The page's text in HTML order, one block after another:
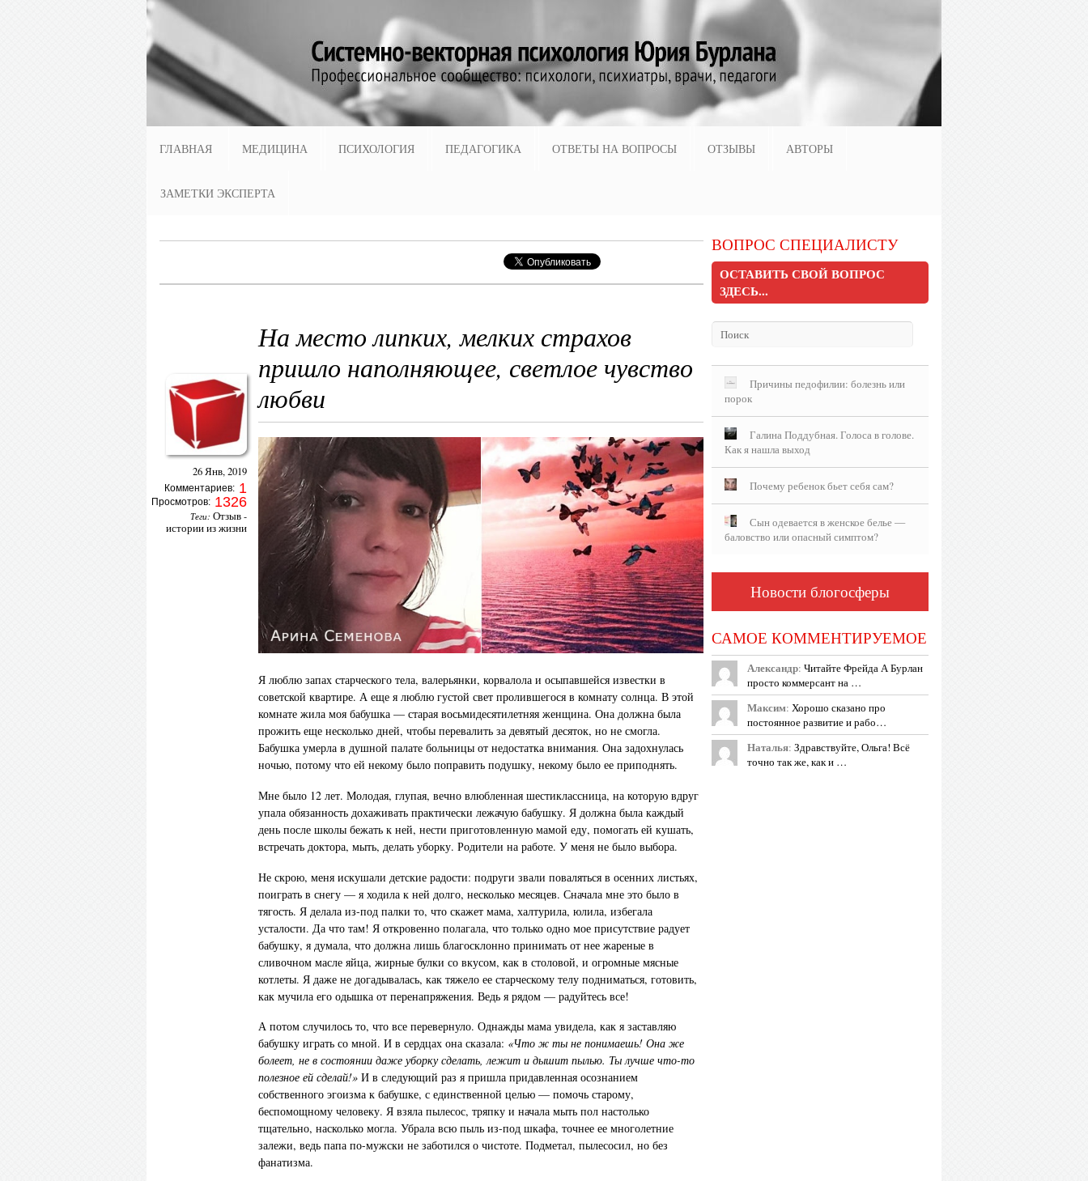
ГЛАВНАЯ МЕДИЦИНА ПСИХОЛОГИЯ ПЕДАГОГИКА ОТВЕТЫ НА ВОПРОСЫ ОТЗЫВЫ АВТОРЫ
ЗАМЕТКИ ЭКСПЕРТА
На место липких, мелких страхов
пришло наполняющее, светлое чувство
любви
Я люблю запах старческого тела, валерьянки, корвалола и осыпавшейся известки в
советской квартире. А еще я люблю густой свет пролившегося в комнату солнца. В этой
комнате жила моя бабушка — старая восьмидесятилетняя женщина. Она должна была
прожить еще несколько дней, чтобы перевалить за девятый десяток, но не смогла.
Бабушка умерла в душной палате больницы от недостатка внимания. Она задохнулась
ночью, потому что ей некому было поправить подушку, некому было ее приподнять.
Мне было 12 лет. Молодая, глупая, вечно влюбленная шестиклассница, на которую вдруг
упала обязанность дохаживать практически лежачую бабушку. Я должна была каждый
день после школы бежать к ней, нести приготовленную мамой еду, помогать ей кушать,
встречать доктора, мыть, делать уборку. Родители на работе. У меня не было выбора.
Не скрою, меня искушали детские радости: подруги звали поваляться в осенних листьях,
поиграть в снегу — я ходила к ней долго, несколько месяцев. Сначала мне это было в
тягость. Я делала из-под палки то, что скажет мама, халтурила, юлила, избегала
усталости. Да что там! Я откровенно полагала, что только одно мое присутствие радует
бабушку, я думала, что должна лишь благосклонно принимать от нее жареные в
сливочном масле яйца, жирные булки со вкусом, как в столовой, и огромные мясные
котлеты. Я даже не догадывалась, как тяжело ее старческому телу подниматься, готовить,
как мучила его одышка от перенапряжения. Ведь я рядом — радуйтесь все!
А потом случилось то, что все перевернуло. Однажды мама увидела, как я заставляю
бабушку играть со мной. И в сердцах она сказала: «Что ж ты не понимаешь! Она же
болеет, не в состоянии даже уборку сделать, лежит и дышит пылью. Ты лучше что-то
полезное ей сделай!» И в следующий раз я пришла придавленная осознанием
собственного эгоизма к бабушке, с единственной целью — помочь старому,
беспомощному человеку. Я взяла пылесос, тряпку и начала мыть пол настолько
тщательно, насколько могла. Убрала всю пыль из-под шкафа, точнее ее многолетние
залежи, ведь папа по-мужски не заботился о чистоте. Подметал, пылесосил, но без
фанатизма.
26 Янв, 2019
Комментариев: 1
Просмотров: 1326
Теги: Отзыв -
истории из жизни
ВОПРОС СПЕЦИАЛИСТУ
ОСТАВИТЬ СВОЙ ВОПРОС
ЗДЕСЬ...
Причины педофилии: болезнь или
порок
Галина Поддубная. Голоса в голове.
Как я нашла выход
Почему ребенок бьет себя сам?
Сын одевается в женское белье —
баловство или опасный симптом?
Новости блогосферы
САМОЕ КОММЕНТИРУЕМОЕ
Александр: Читайте Фрейда А Бурлан
просто коммерсант на …
Максим: Хорошо сказано про
постоянное развитие и рабо…
Наталья: Здравствуйте, Ольга! Всё
точно так же, как и …